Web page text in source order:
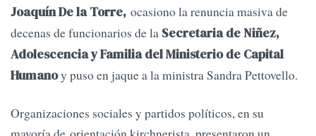
Joaquín De la Torre, ocasiono la renuncia masiva de
decenas de funcionarios de la Secretaria de Niñez,
Adolescencia y Familia del Ministerio de Capital
Humanoy puso en jaque a la ministra Sandra Pettovello.
Organizaciones sociales y partidos políticos, en su